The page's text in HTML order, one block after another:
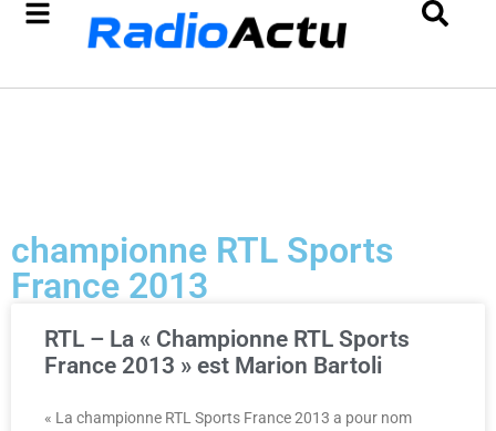
championne RTL Sports
France 2013
RTL – La « Championne RTL Sports
France 2013 » est Marion Bartoli
« La championne RTL Sports France 2013 a pour nom